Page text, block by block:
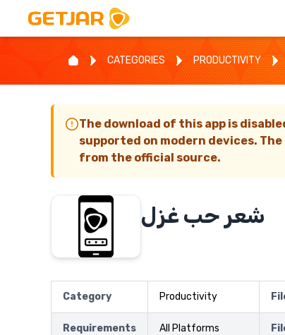
CATEGORIES PRODUCTIVITY
The download of this app is
supported on modern devices. The
from the official source.
شعر حب غزل
Category Productivity
Requirements All Platforms